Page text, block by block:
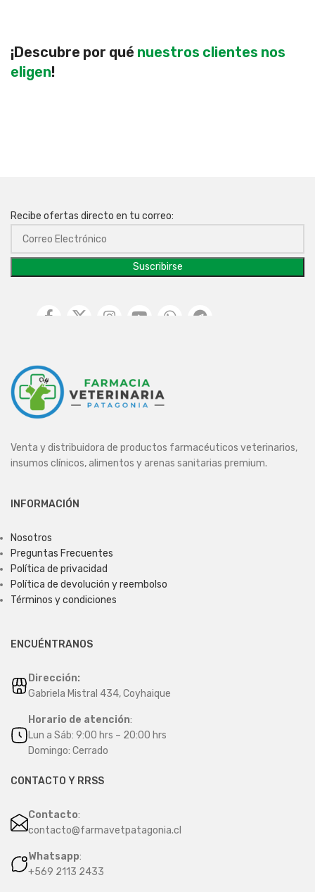
¡Descubre por qué nuestros clientes nos
eligen!
Recibe ofertas directo en tu correo:
Venta y distribuidora de productos farmacéuticos veterinarios,
insumos clínicos, alimentos y arenas sanitarias premium.
INFORMACIÓN
Nosotros
Preguntas Frecuentes
Política de privacidad
Política de devolución y reembolso
Términos y condiciones
ENCUÉNTRANOS
Dirección:
Gabriela Mistral 434, Coyhaique
Horario de atención:
Lun a Sáb: 9:00 hrs – 20:00 hrs
Domingo: Cerrado
CONTACTO Y RRSS
Contacto:
contacto@farmavetpatagonia.cl
Whatsapp:
+569 2113 2433